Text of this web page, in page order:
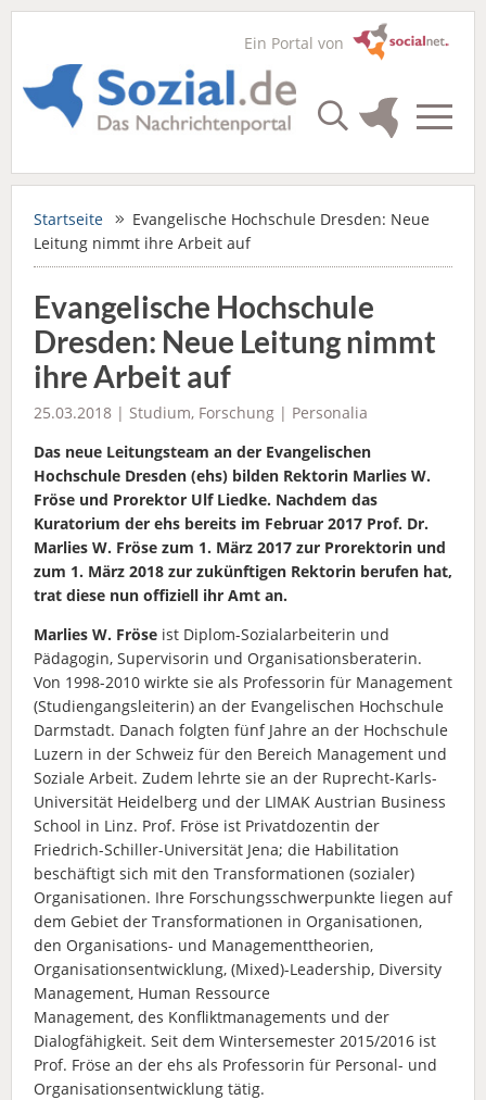
Ein Portal von
Startseite
Evangelische Hochschule Dresden: Neue
Leitung nimmt ihre Arbeit auf
Evangelische Hochschule
Dresden: Neue Leitung nimmt
ihre Arbeit auf
25.03.2018 | Studium, Forschung | Personalia
Das neue Leitungsteam an der Evangelischen
Hochschule Dresden (ehs) bilden Rektorin Marlies W.
Fröse und Prorektor Ulf Liedke. Nachdem das
Kuratorium der ehs bereits im Februar 2017 Prof. Dr.
Marlies W. Fröse zum 1. März 2017 zur Prorektorin und
zum 1. März 2018 zur zukünftigen Rektorin berufen hat,
trat diese nun offiziell ihr Amt an.
Marlies W. Fröse ist Diplom-Sozialarbeiterin und
Pädagogin, Supervisorin und Organisationsberaterin.
Von 1998-2010 wirkte sie als Professorin für Management
(Studiengangsleiterin) an der Evangelischen Hochschule
Darmstadt. Danach folgten fünf Jahre an der Hochschule
Luzern in der Schweiz für den Bereich Management und
Soziale Arbeit. Zudem lehrte sie an der Ruprecht-Karls-
Universität Heidelberg und der LIMAK Austrian Business
School in Linz. Prof. Fröse ist Privatdozentin der
Friedrich-Schiller-Universität Jena; die Habilitation
beschäftigt sich mit den Transformationen (sozialer)
Organisationen. Ihre Forschungsschwerpunkte liegen auf
dem Gebiet der Transformationen in Organisationen,
den Organisations- und Managementtheorien,
Organisationsentwicklung, (Mixed)-Leadership, Diversity
Management, Human Ressource
Management, des Konfliktmanagements und der
Dialogfähigkeit. Seit dem Wintersemester 2015/2016 ist
Prof. Fröse an der ehs als Professorin für Personal- und
Organisationsentwicklung tätig.